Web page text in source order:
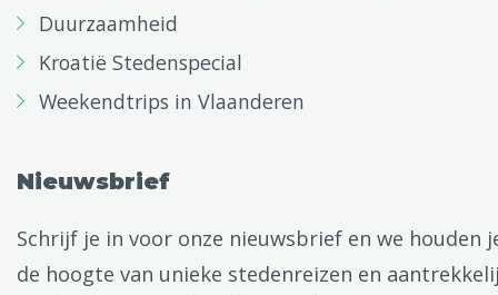
Duurzaamheid
Kroatië Stedenspecial
Weekendtrips in Vlaanderen
Nieuwsbrief
Schrijf je in voor onze nieuwsbrief en we houden
de hoogte van unieke stedenreizen en